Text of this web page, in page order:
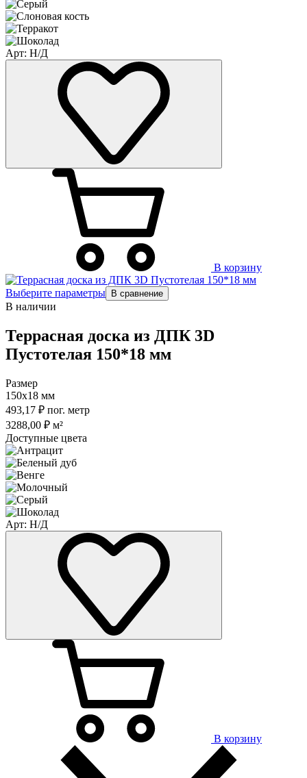
Арт: Н/Д
В корзину
Выберите параметры В сравнение
В наличии
Террасная доска из ДПК 3D
Пустотелая 150*18 мм
Размер
150х18 мм
493,17 ₽ пог. метр
3288,00 ₽ м²
Доступные цвета
Арт: Н/Д
В корзину